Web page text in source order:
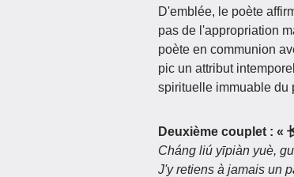
D'emblée, le poète
pas de l'appropriation
poète en communion
pic un attribut
spirituelle immuable du
Deuxième couplet : «
Cháng liú yīpiàn yuè,
J'y retiens à jamais un